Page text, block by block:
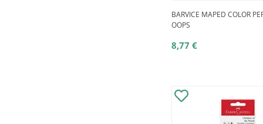
BARVICE MAPED COLOR
OOPS
8,77 €